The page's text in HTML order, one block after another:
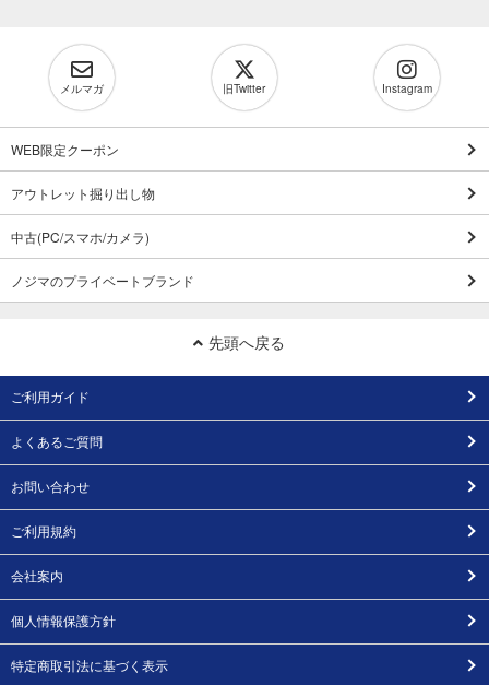
メルマガ 旧Twitter Instagram
WEB限定クーポン
アウトレット掘り出し物
中古(PC/スマホ/カメラ)
ノジマのプライベートブランド
先頭へ戻る
ご利用ガイド
よくあるご質問
お問い合わせ
ご利用規約
会社案内
個人情報保護方針
特定商取引法に基づく表示